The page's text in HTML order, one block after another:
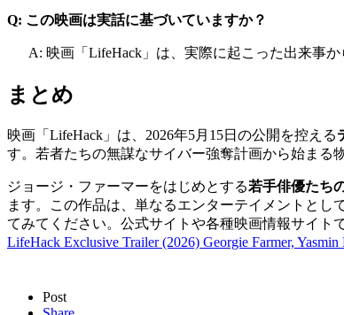
Q: この映画は実話に基づいていますか？
A: 映画「LifeHack」は、実際に起こった出来事
まとめ
映画「LifeHack」は、2026年5月15日の公開を控える
す。若者たちの無謀なサイバー強奪計画から始まる
ジョージ・ファーマーをはじめとする若手俳優たち
ます。この作品は、単なるエンターテイメントとし
てみてください。公式サイトや各種映画情報サイト
LifeHack Exclusive Trailer (2026) Georgie Farmer,
Post